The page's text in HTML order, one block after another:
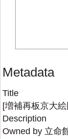
Metadata
Title
[増補再板京大絵
Description
Owned by 立命